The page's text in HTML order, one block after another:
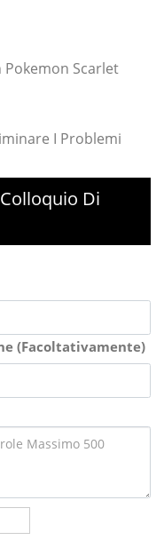
Pokemon Scarlet
I Problemi
Di
(Facoltativamente)